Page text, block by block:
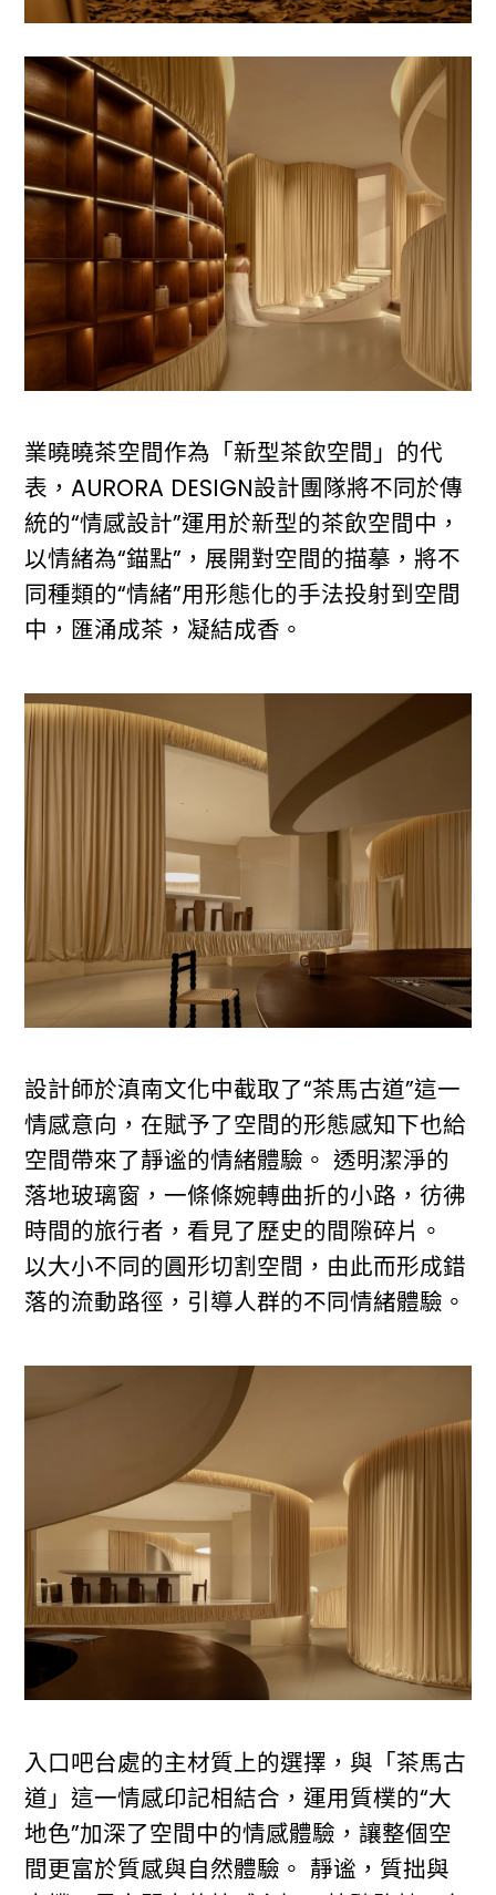
業曉曉茶空間作為「新型茶飲空間」的代
表，AURORA DESIGN設計團隊將不同於傳
統的“情感設計”運用於新型的茶飲空間中，
以情緒為“錨點”，展開對空間的描摹，將不
同種類的“情緒”用形態化的手法投射到空間
中，匯涌成茶，凝結成香。
設計師於滇南文化中截取了“茶馬古道”這一
情感意向，在賦予了空間的形態感知下也給
空間帶來了靜谧的情緒體驗。 透明潔淨的
落地玻璃窗，一條條婉轉曲折的小路，彷彿
時間的旅行者，看見了歷史的間隙碎片。
以大小不同的圓形切割空間，由此而形成錯
落的流動路徑，引導人群的不同情緒體驗。
入口吧台處的主材質上的選擇，與「茶馬古
道」這一情感印記相結合，運用質樸的“大
地色”加深了空間中的情感體驗，讓整個空
間更富於質感與自然體驗。 靜谧，質拙與